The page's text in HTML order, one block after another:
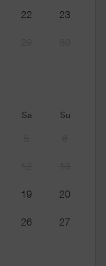
22 23
Sa Su
19 20
26 27